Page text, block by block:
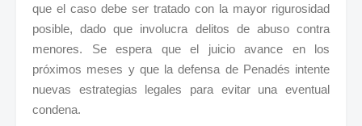
que el caso debe ser tratado con la mayor rigurosidad
posible, dado que involucra delitos de abuso contra
menores. Se espera que el juicio avance en los
próximos meses y que la defensa de Penadés intente
nuevas estrategias legales para evitar una eventual
condena.